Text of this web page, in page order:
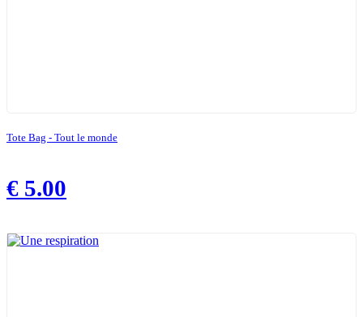
Tote Bag - Tout le monde
€ 5.00